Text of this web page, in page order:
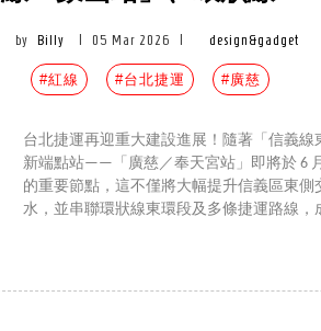
by Billy 05 Mar 2026 design&gadget
#紅線 #台北捷運 #廣慈
台北捷運再迎重大建設進展！隨著「信義
新端點站——「廣慈／奉天宮站」即將於 6
的重要節點，這不僅將大幅提升信義區東
水，並串聯環狀線東環段及多條捷運路線，